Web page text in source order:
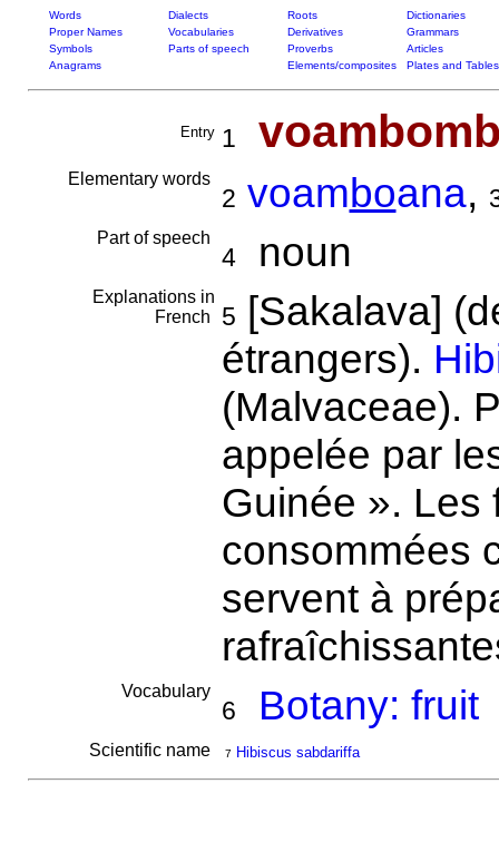
Words Dialects Roots
Dictionaries
Proper Names
Vocabularies Derivatives
Grammars
Symbols
Parts of speech Proverbs
Articles
Anagrams
Elements/composites Plates and Tables
Entry 1
Elementary words
2 voamboana,
Part of speech
4noun
Explanations in
French
5 [Sakalava]
étrangers).
(Malvaceae).
appelée par
Guinée ». Les
consommées
servent à
Vocabulary
6 Botany: fruit
Scientific name 7 Hibiscus sabdariffa